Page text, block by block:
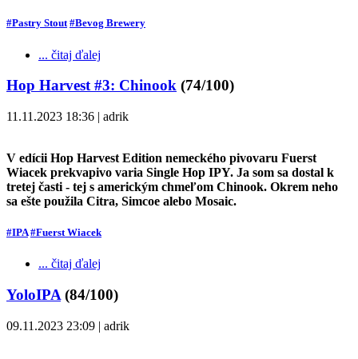
#Pastry Stout #Bevog Brewery
... čitaj ďalej
Hop Harvest #3: Chinook (74/100)
11.11.2023 18:36 | adrik
V edícii Hop Harvest Edition nemeckého pivovaru Fuerst
Wiacek prekvapivo varia Single Hop IPY. Ja som sa dostal k
tretej časti - tej s americkým chmeľom Chinook. Okrem neho
sa ešte použila Citra, Simcoe alebo Mosaic.
#IPA #Fuerst Wiacek
... čitaj ďalej
YoloIPA (84/100)
09.11.2023 23:09 | adrik